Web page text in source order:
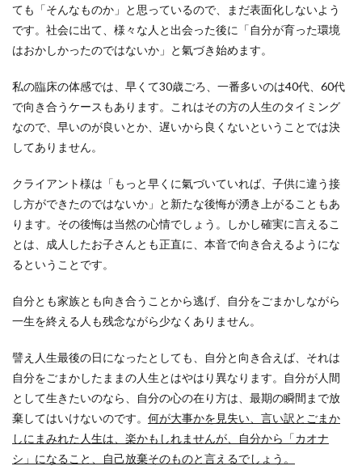
ても「そんなものか」と思っているので、まだ表面化しないよう
です。社会に出て、様々な人と出会った後に「自分が育った環境
はおかしかったのではないか」と氣づき始めます。
私の臨床の体感では、早くて30歳ごろ、一番多いのは40代、60代
で向き合うケースもあります。これはその方の人生のタイミング
なので、早いのが良いとか、遅いから良くないということでは決
してありません。
クライアント様は「もっと早くに氣づいていれば、子供に違う接
し方ができたのではないか」と新たな後悔が湧き上がることもあ
ります。その後悔は当然の心情でしょう。しかし確実に言えるこ
とは、成人したお子さんとも正直に、本音で向き合えるようにな
るということです。
自分とも家族とも向き合うことから逃げ、自分をごまかしながら
一生を終える人も残念ながら少なくありません。
譬え人生最後の日になったとしても、自分と向き合えば、それは
自分をごまかしたままの人生とはやはり異なります。自分が人間
として生きたいのなら、自分の心の在り方は、最期の瞬間まで放
棄してはいけないのです。 何が大事かを見失い、言い訳とごまか
しにまみれた人生は、楽かもしれませんが、自分から「カオナ
シ」になること、自己放棄そのものと言えるでしょう。